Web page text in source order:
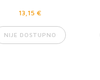
13,15 €
NIJE DOSTUPNO